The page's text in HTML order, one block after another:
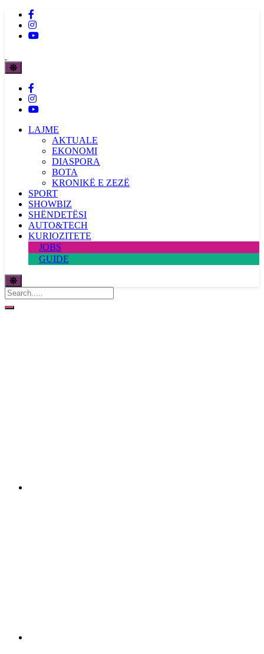
LAJME
AKTUALE
EKONOMI
DIASPORA
BOTA
KRONIKË E ZEZË
SPORT
SHOWBIZ
SHËNDETËSI
AUTO&TECH
KURIOZITETE
JOBS
GUIDE